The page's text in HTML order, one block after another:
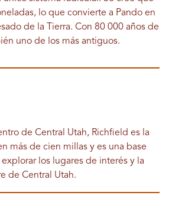
lo que convierte a Pando en
de la Tierra. Con 80 000 años de
uno de los más antiguos.
de Central Utah, Richfield es la
más de cien millas y es una base
los lugares de interés y la
de Central Utah.